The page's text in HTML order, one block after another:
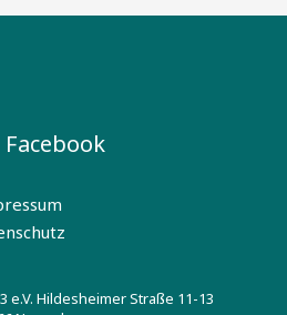
Facebook
e.V. Hildesheimer Straße 11-13